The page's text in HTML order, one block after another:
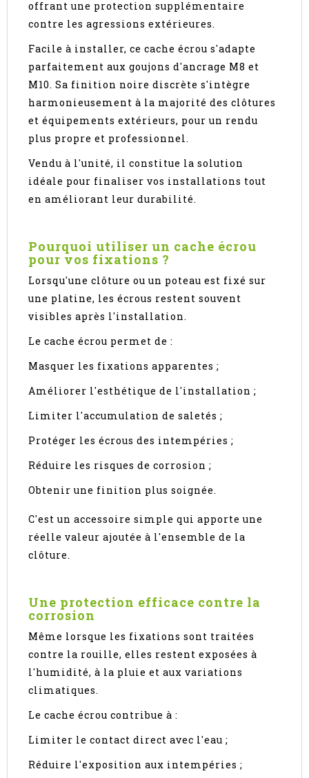
offrant une protection supplémentaire
contre les agressions extérieures.
Facile à installer, ce cache écrou s'adapte
parfaitement aux goujons d'ancrage M8 et
M10. Sa finition noire discrète s'intègre
harmonieusement à la majorité des clôtures
et équipements extérieurs, pour un rendu
plus propre et professionnel.
Vendu à l'unité, il constitue la solution
idéale pour finaliser vos installations tout
en améliorant leur durabilité.
Pourquoi utiliser un cache écrou
pour vos fixations ?
Lorsqu'une clôture ou un poteau est fixé sur
une platine, les écrous restent souvent
visibles après l'installation.
Le cache écrou permet de :
Masquer les fixations apparentes ;
Améliorer l'esthétique de l'installation ;
Limiter l'accumulation de saletés ;
Protéger les écrous des intempéries ;
Réduire les risques de corrosion ;
Obtenir une finition plus soignée.
C'est un accessoire simple qui apporte une
réelle valeur ajoutée à l'ensemble de la
clôture.
Une protection efficace contre la
corrosion
Même lorsque les fixations sont traitées
contre la rouille, elles restent exposées à
l'humidité, à la pluie et aux variations
climatiques.
Le cache écrou contribue à :
Limiter le contact direct avec l'eau ;
Réduire l'exposition aux intempéries ;